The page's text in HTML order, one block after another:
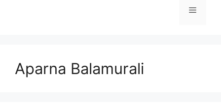
Menu
Aparna Balamurali